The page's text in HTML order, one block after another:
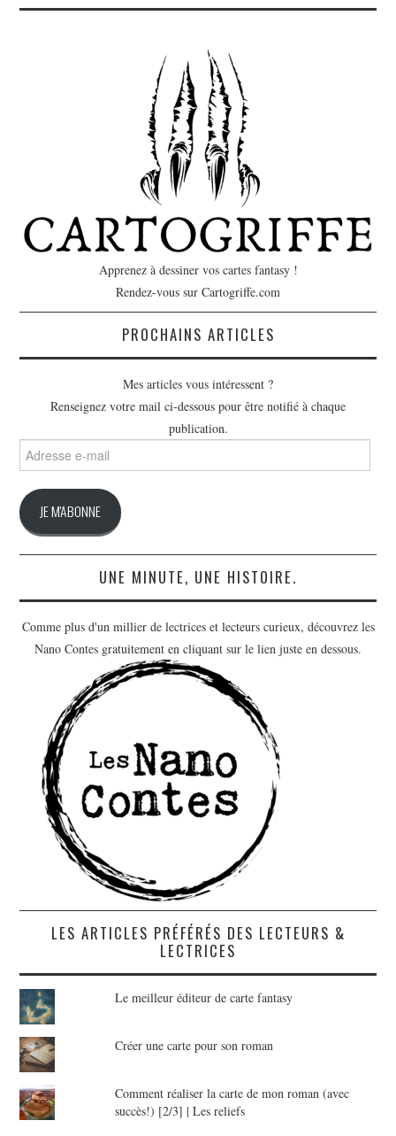
Apprenez à dessiner vos cartes fantasy !
Rendez-vous sur Cartogriffe.com
PROCHAINS ARTICLES
Mes articles vous intéressent ?
Renseignez votre mail ci-dessous pour être notifié à chaque
publication.
e-
JE M'ABONNE
UNE MINUTE, UNE HISTOIRE.
Comme plus d'un millier de lectrices et lecteurs curieux, découvrez les
Nano Contes gratuitement en cliquant sur le lien juste en dessous.
LES ARTICLES PRÉFÉRÉS DES LECTEURS &
LECTRICES
Le meilleur éditeur de carte fantasy
Créer une carte pour son roman
Comment réaliser la carte de mon roman (avec
succès!) [2/3] | Les reliefs